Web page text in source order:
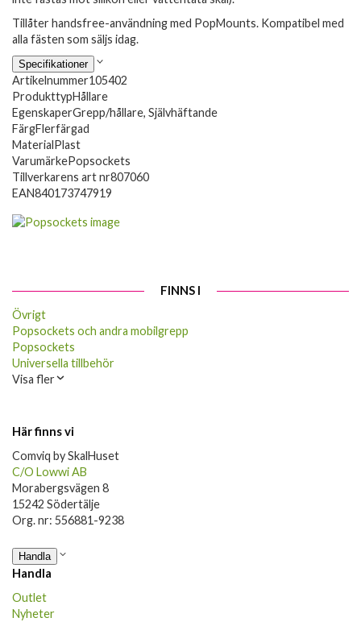
Tillåter handsfree-användning med PopMounts. Kompatibel med
alla fästen som säljs idag.
Specifikationer
Artikelnummer105402
ProdukttypHållare
EgenskaperGrepp/hållare, Självhäftande
FärgFlerfärgad
MaterialPlast
VarumärkePopsockets
Tillverkarens art nr807060
EAN840173747919
FINNS I
Övrigt
Popsockets och andra mobilgrepp
Popsockets
Universella tillbehör
Visa fler
Här finns vi
Comviq by SkalHuset
C/O Lowwi AB
Morabergsvägen 8
15242 Södertälje
Org. nr: 556881-9238
Handla
Handla
Outlet
Nyheter